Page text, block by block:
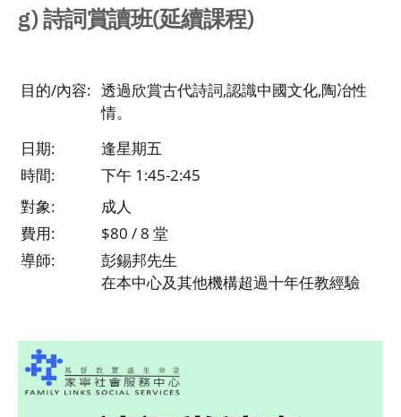
g) 詩詞賞讀班(延續課程)
目的/內容: 透過欣賞古代詩詞,認識中國文化,陶冶性
情。
日期:
逢星期五
時間:
下午 1:45-2:45
對象:
成人
費用:
$80 / 8 堂
導師:
彭錫邦先生
在本中心及其他機構超過十年任教經驗